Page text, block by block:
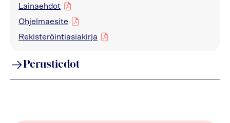
Lainaehdot
pdf
Ohjelmaesite
pdf
Rekisteröintiasiakirja
pdf
Perustiedot